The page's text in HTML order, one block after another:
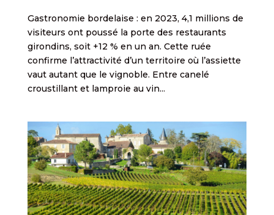
Gastronomie bordelaise : en 2023, 4,1 millions de
visiteurs ont poussé la porte des restaurants
girondins, soit +12 % en un an. Cette ruée
confirme l’attractivité d’un territoire où l’assiette
vaut autant que le vignoble. Entre canelé
croustillant et lamproie au vin...